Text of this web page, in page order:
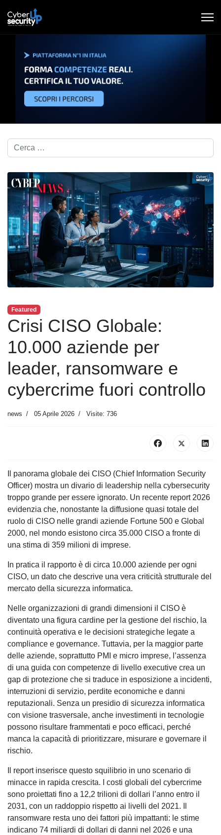
Cerca nel blog...
Featured
Crisi CISO Globale:
10.000 aziende per
leader, ransomware e
cybercrime fuori controllo
news 05 Aprile 2026 Visite: 736
Il panorama globale dei CISO (Chief Information Security
Officer) mostra un divario di leadership nella cybersecurity
troppo grande per essere ignorato. Un recente report 2026
evidenzia che, nonostante la diffusione quasi totale del
ruolo di CISO nelle grandi aziende Fortune 500 e Global
2000, nel mondo esistono circa 35.000 CISO a fronte di
una stima di 359 milioni di imprese.
In pratica il rapporto è di circa 10.000 aziende per ogni
CISO, un dato che descrive una vera criticità strutturale del
mercato della sicurezza informatica.
Nelle organizzazioni di grandi dimensioni il CISO è
diventato una figura cardine per la gestione del rischio, la
continuità operativa e le decisioni strategiche legate a
compliance e governance. Tuttavia, per la maggior parte
delle aziende, soprattutto PMI e micro imprese, l’assenza
di una guida con competenze di livello executive crea un
gap di protezione che si traduce in esposizione a incidenti,
interruzioni di servizio, perdite economiche e danni
reputazionali. Senza un presidio di sicurezza informatica
con visione trasversale, anche investimenti in tecnologie
possono risultare frammentati e poco efficaci, perché
manca la capacità di prioritizzare, misurare e governare il
rischio.
Il report inserisce questo squilibrio in uno scenario di
minacce in rapida crescita. I costi globali del cybercrime
sono proiettati fino a 12,2 trilioni di dollari l’anno entro il
2031, con un raddoppio rispetto ai livelli del 2021. Il
ransomware resta uno dei fattori più impattanti: le stime
indicano 74 miliardi di dollari di danni nel 2026 e una